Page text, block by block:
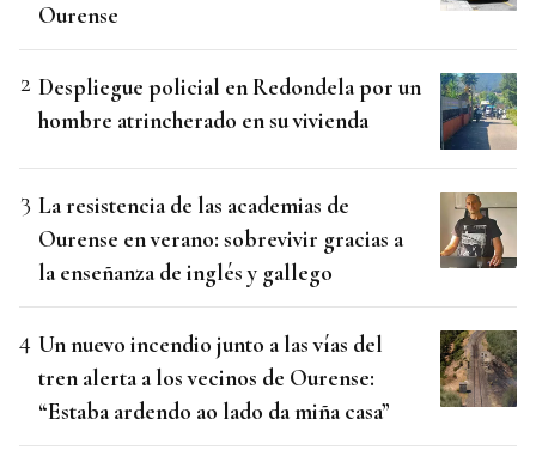
Ourense
Despliegue policial en Redondela por un
hombre atrincherado en su vivienda
La resistencia de las academias de
Ourense en verano: sobrevivir gracias a
la enseñanza de inglés y gallego
Un nuevo incendio junto a las vías del
tren alerta a los vecinos de Ourense:
“Estaba ardendo ao lado da miña casa”